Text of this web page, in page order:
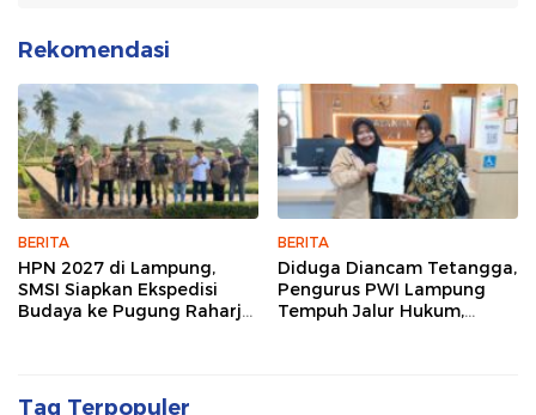
Rekomendasi
BERITA
HPN 2027 di Lampung,
SMSI Siapkan Ekspedisi
Budaya ke Pugung Raharjo
BERITA
Diduga Diancam Tetangga,
Pengurus PWI Lampung
Tempuh Jalur Hukum,
Tag Terpopuler